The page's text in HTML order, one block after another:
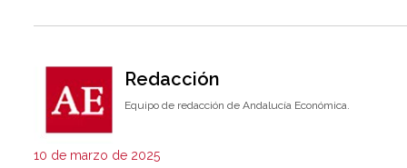
Redacción
Equipo de redacción de Andalucía Económica.
10 de marzo de 2025